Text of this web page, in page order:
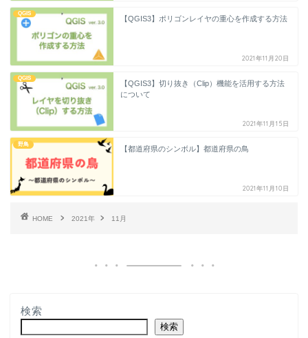
QGIS
【QGIS3】ポリゴンレイヤの重心を作成する方法
2021年11月20日
QGIS
【QGIS3】切り抜き（Clip）機能を活用する方法
について
2021年11月15日
野鳥
【都道府県のシンボル】都道府県の鳥
2021年11月10日
HOME 2021年 11月
検索
検索